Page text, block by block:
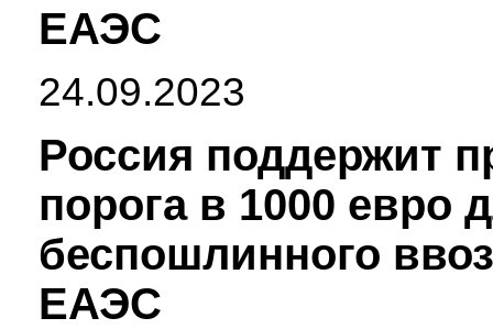
ЕАЭС
24.09.2023
Россия поддержит
порога в 1000 евро
беспошлинного
ЕАЭС